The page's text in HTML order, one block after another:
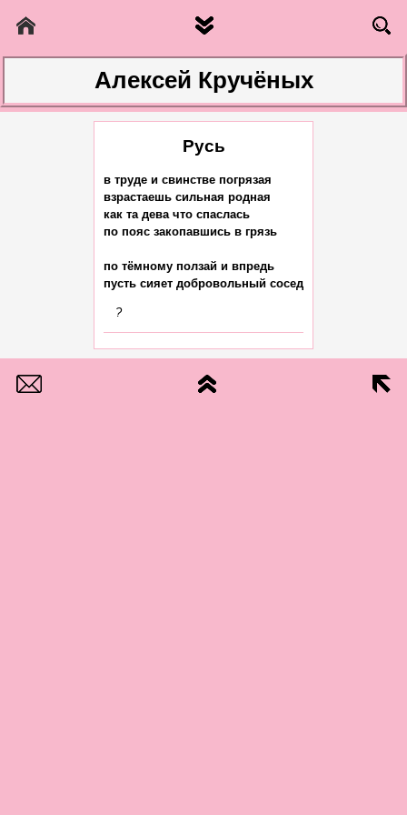
Алексей Кручёных
Русь
в труде и свинстве погрязая
взрастаешь сильная родная
как та дева что спаслась
по пояс закопавшись в грязь
по тёмному ползай и впредь
?